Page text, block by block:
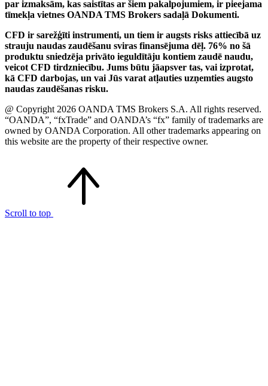
par izmaksām, kas saistītas ar šiem pakalpojumiem, ir pieejama
tīmekļa vietnes OANDA TMS Brokers sadaļā Dokumenti.
CFD ir sarežģīti instrumenti, un tiem ir augsts risks attiecībā uz
strauju naudas zaudēšanu sviras finansējuma dēļ. 76% no šā
produktu sniedzēja privāto ieguldītāju kontiem zaudē naudu,
veicot CFD tirdzniecību. Jums būtu jāapsver tas, vai izprotat,
kā CFD darbojas, un vai Jūs varat atļauties uzņemties augsto
naudas zaudēšanas risku.
@ Copyright 2026 OANDA TMS Brokers S.A. All rights reserved.
“OANDA”, “fxTrade” and OANDA’s “fx” family of trademarks are
owned by OANDA Corporation. All other trademarks appearing on
this website are the property of their respective owner.
Scroll to top